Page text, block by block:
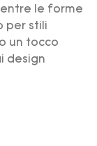
le forme
per stili
un tocco
design